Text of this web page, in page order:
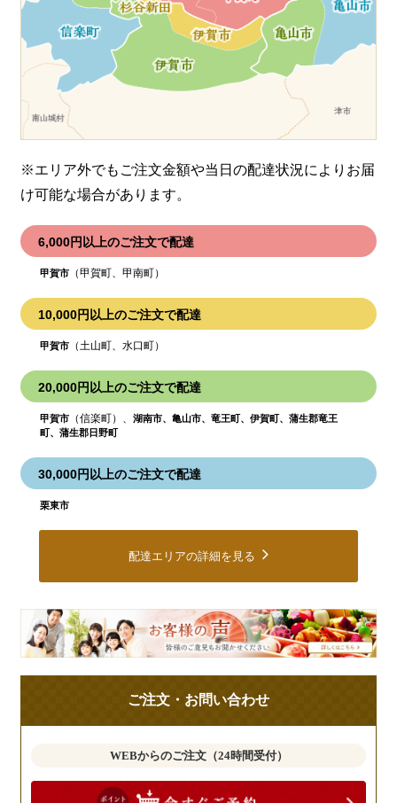
※エリア外でもご注文金額や当日の配達状況により お届
け可能な場合があります。
6,000円以上のご注文で配達
甲賀市 （甲賀町、甲南町）
10,000円以上のご注文で配達
甲賀市 （土山町、水口町）
20,000円以上のご注文で配達
甲賀市 （信楽町）、湖南市、亀山市、竜王町、伊賀町、蒲生郡竜王
町、蒲生郡日野町
30,000円以上のご注文で配達
栗東市
配達エリアの詳細を見る
皆
様
の
見
聞
ご注文・お問い合わせ
WEBからのご注文（24時間受付）